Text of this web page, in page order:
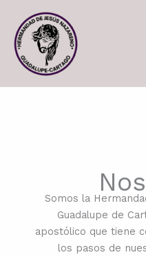
content
Somos la
Guadalupe de
apostólico que tiene
los pasos de